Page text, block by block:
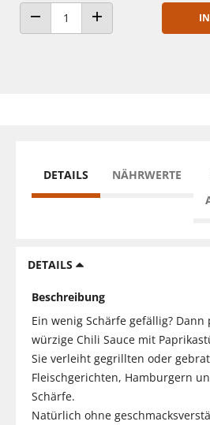
ANZAHL VERRINGERNANZAHL ERHÖHEN
DETAILS NÄHRWERTE
DETAILS
Beschreibung
Ein wenig Schärfe gefällig?
würzige Chili Sauce mit
Sie verleiht gegrillten oder
Fleischgerichten, Hamburgern
Schärfe.
Natürlich ohne